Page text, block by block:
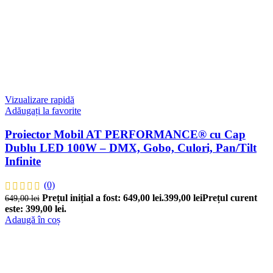
Vizualizare rapidă
Adăugați la favorite
Proiector Mobil AT PERFORMANCE® cu Cap
Dublu LED 100W – DMX, Gobo, Culori, Pan/Tilt
Infinite
(0)
649,00lei Prețul inițial a fost: 649,00 lei.399,00 leiPrețul curent
este: 399,00 lei.
Adaugă în coș